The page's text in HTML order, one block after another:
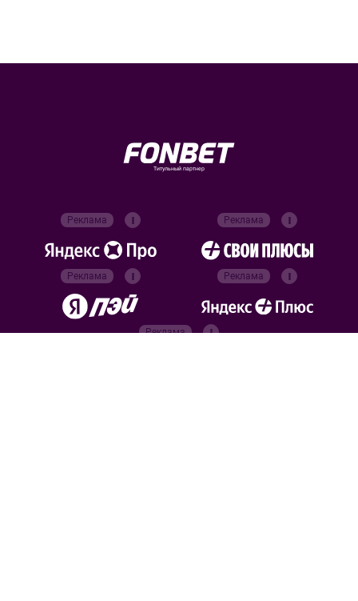
Титульный партнер
Реклама Реклама
Реклама Реклама
Реклама